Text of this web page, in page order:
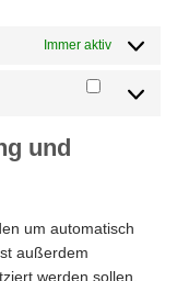
Immer aktiv
und
um automatisch
außerdem
werden sollen.